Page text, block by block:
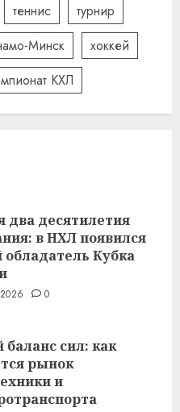
теннис
турнир
Минск
хоккей
КХЛ
два десятилетия
в НХЛ появился
Кубка
0
сил: как
рынок
и